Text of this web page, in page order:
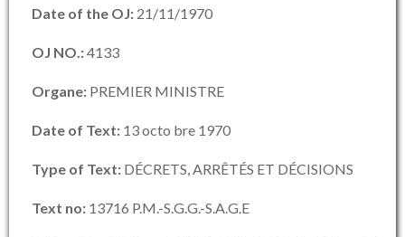
Date of the OJ: 21/11/1970
OJ NO.:4133
Organe: PREMIER MINISTRE
Date of Text: 13 octo bre 1970
Type of Text: DÉCRETS, ARRÊTÉS ET DÉCISIONS
Text no: 13716 P.M.-S.G.G.-S.A.G.E